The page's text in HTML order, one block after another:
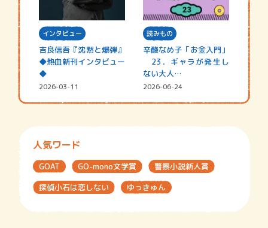
インタビュー
吉良信吾『沈黙と爆弾』
◆熱血新刊インタビュー
◆
2026-03-11
読みもの
辛酸なめ子「お金入門」
23．ギャラが発生し
ない大人…
2026-06-24
人気ワード
GOAT GO-mono文学賞
警察小説新人賞
探偵小石は恋しない
ゆっきゅん